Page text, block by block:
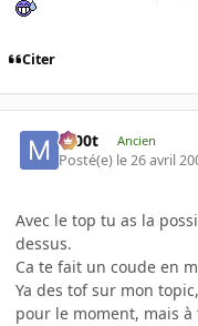
Citer
m00t Ancien
Posté(e) le 26 avril
Avec le top tu as la
dessus.
Ca te fait un coude en
Ya des tof sur mon
pour le moment, mais